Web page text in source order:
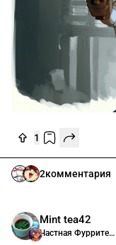
1
2комментария
Mint tea42
Частная Фурритека Анимасити